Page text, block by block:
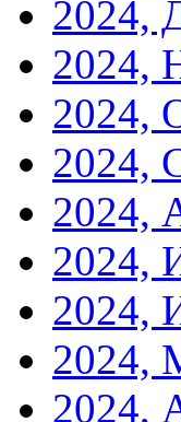
2024,
2024,
2024,
2024,
2024,
2024,
2024,
2024,
2024,